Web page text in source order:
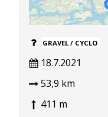
GRAVEL / CYCLO
18.7.2021
53,9 km
411 m